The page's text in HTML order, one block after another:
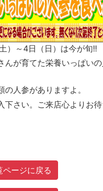
）～4日（日）は今が旬!!
んが育てた栄養いっぱい
の人参がありますよ。
下さい。ご来店心よりお
ページに戻る